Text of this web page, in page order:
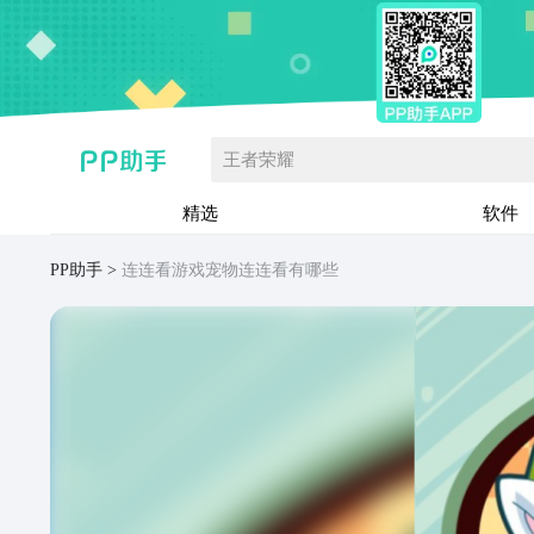
王者荣耀
精选 软件
PP助手 连连看游戏宠物连连看有哪些